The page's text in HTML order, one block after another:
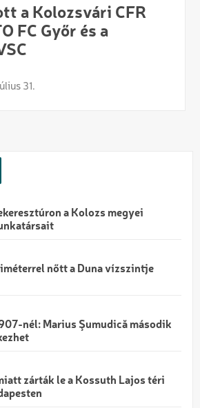
a Kolozsvári CFR
FC Győr és a
31.
a Kolozs megyei
nőtt a Duna vízszintje
nél: Marius Şumudică második
zárták le a Kossuth Lajos téri